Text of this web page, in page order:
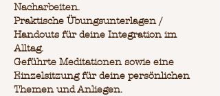
Nacharbeiten.
Praktische Übungsunterlagen /
Handouts für deine Integration im
Alltag.
Geführte Meditationen sowie eine
Einzelsitzung für deine persönlichen
Themen und Anliegen.